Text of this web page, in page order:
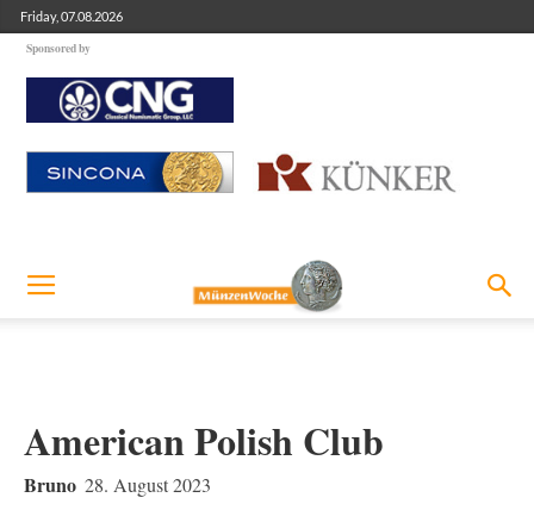
Friday, 07.08.2026
Sponsored by
American Polish Club
Bruno 28. August 2023